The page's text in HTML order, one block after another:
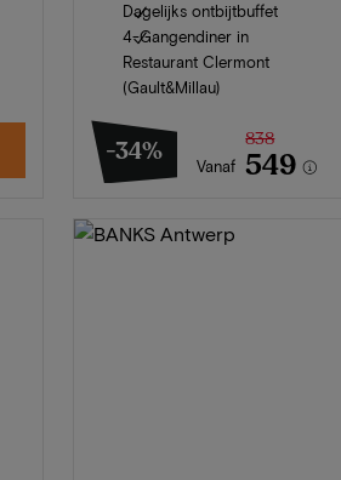
Dagelijks ontbijtbuffet
4-Gangendiner in
Restaurant Clermont
(Gault&Millau)
-34% Vanaf
838
549